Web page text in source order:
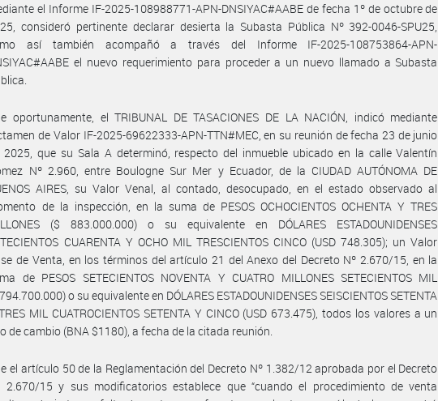
el Informe IF-2025-108988771-APN-DNSIYAC#AABE de fecha 1º de octubre de
consideró pertinente declarar desierta la Subasta Pública Nº 392-0046-SPU25,
así también acompañó a través del Informe IF-2025-108753864-APN-
el nuevo requerimiento para proceder a un nuevo llamado a Subasta
oportunamente, el TRIBUNAL DE TASACIONES DE LA NACIÓN, indicó mediante
de Valor IF-2025-69622333-APN-TTN#MEC, en su reunión de fecha 23 de junio
2025, que su Sala A determinó, respecto del inmueble ubicado en la calle Valentín
Nº 2.960, entre Boulogne Sur Mer y Ecuador, de la CIUDAD AUTÓNOMA DE
AIRES, su Valor Venal, al contado, desocupado, en el estado observado al
de la inspección, en la suma de PESOS OCHOCIENTOS OCHENTA Y TRES
($ 883.000.000) o su equivalente en DÓLARES ESTADOUNIDENSES
CUARENTA Y OCHO MIL TRESCIENTOS CINCO (USD 748.305); un Valor
de Venta, en los términos del artículo 21 del Anexo del Decreto Nº 2.670/15, en la
de PESOS SETECIENTOS NOVENTA Y CUATRO MILLONES SETECIENTOS MIL
o su equivalente en DÓLARES ESTADOUNIDENSES SEISCIENTOS SETENTA
MIL CUATROCIENTOS SETENTA Y CINCO (USD 673.475), todos los valores a un
de cambio (BNA $1180), a fecha de la citada reunión.
el artículo 50 de la Reglamentación del Decreto Nº 1.382/12 aprobada por el Decreto
2.670/15 y sus modificatorios establece que “cuando el procedimiento de venta